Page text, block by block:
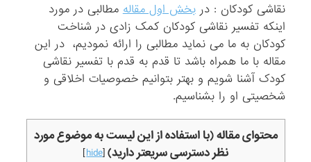
نقاشی کودکان : دربخش اول مقالهمطالبی در مورد
اینکه تفسیر نقاشی کودکان کمک زادی در شناخت
کودکان به ما می نماید مطالبی را ارائه نمودیم، در این
مقاله با ما همراه باشد تا قدم به قدم با تفسیر نقاشی
کودک آشنا شویم و بهتر بتوانیم خصوصیات اخلاقی و
شخصیتی او را بشناسیم.
محتوای مقاله (با استفاده از این لیست به موضوع مورد
نظر دسترسی سریعتر دارید)[
hide
]